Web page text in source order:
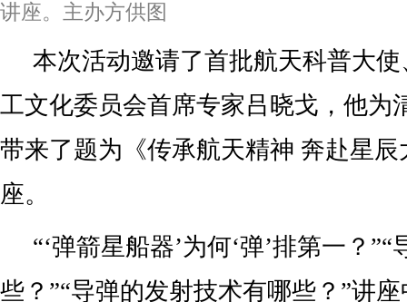
讲座。主办方供图
本次活动邀请了首批航天科普大
工文化委员会首席专家吕晓戈，他为
带来了题为《传承航天精神 奔赴星
座。
“‘弹箭星船器’为何‘弹’排第一？
些？”“导弹的发射技术有哪些？”讲